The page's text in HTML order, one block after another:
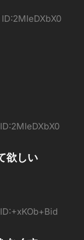
ID:2MIeDXbX0
欲しい